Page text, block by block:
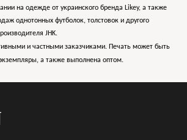
на одежде от украинского бренда Likey, а также
однотонных футболок, толстовок и другого
JHK.
и частными заказчиками. Печать может быть
а также выполнена оптом.